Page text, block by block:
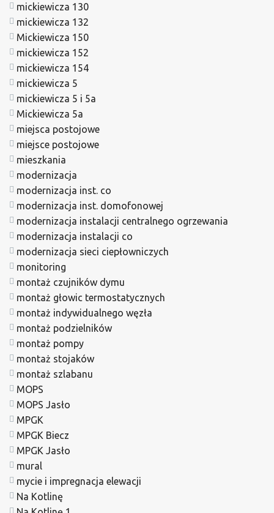
mickiewicza 130
mickiewicza 132
Mickiewicza 150
mickiewicza 152
mickiewicza 154
mickiewicza 5
mickiewicza 5 i 5a
Mickiewicza 5a
miejsca postojowe
miejsce postojowe
mieszkania
modernizacja
modernizacja inst. co
modernizacja inst. domofonowej
modernizacja instalacji centralnego ogrzewania
modernizacja instalacji co
modernizacja sieci ciepłowniczych
monitoring
montaż czujników dymu
montaż głowic termostatycznych
montaż indywidualnego węzła
montaż podzielników
montaż pompy
montaż stojaków
montaż szlabanu
MOPS
MOPS Jasło
MPGK
MPGK Biecz
MPGK Jasło
mural
mycie i impregnacja elewacji
Na Kotlinę